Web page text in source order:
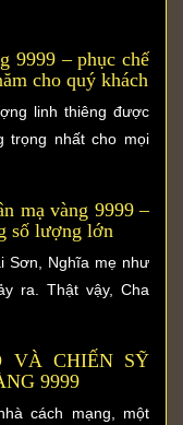
9999 – phục chế
cho quý khách
linh thiêng được
trọng nhất cho mọi
mạ vàng 9999 –
số lượng lớn
Sơn, Nghĩa mẹ như
ra. Thật vậy, Cha
VÀ CHIẾN SỸ
9999
cách mạng, một